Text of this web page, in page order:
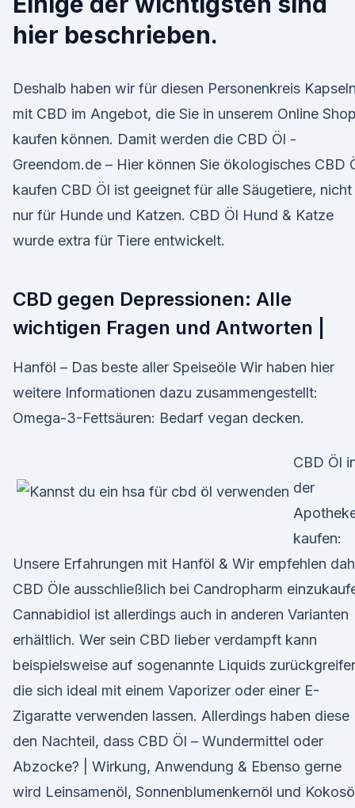
hier beschrieben.
Deshalb haben wir für diesen Personenkreis Kapseln
mit CBD im Angebot, die Sie in unserem Online Shop
kaufen können. Damit werden die CBD Öl -
Greendom.de – Hier können Sie ökologisches CBD
kaufen CBD Öl ist geeignet für alle Säugetiere, nicht
nur für Hunde und Katzen. CBD Öl Hund & Katze
wurde extra für Tiere entwickelt.
CBD gegen Depressionen: Alle
wichtigen Fragen und Antworten |
Hanföl – Das beste aller Speiseöle Wir haben hier
weitere Informationen dazu zusammengestellt:
Omega-3-Fettsäuren: Bedarf vegan decken.
CBD Öl
der
kaufen:
Unsere Erfahrungen mit Hanföl & Wir empfehlen
CBD Öle ausschließlich bei Candropharm
Cannabidiol ist allerdings auch in anderen Varianten
erhältlich. Wer sein CBD lieber verdampft kann
beispielsweise auf sogenannte Liquids
die sich ideal mit einem Vaporizer oder einer E-
Zigaratte verwenden lassen. Allerdings haben diese
den Nachteil, dass CBD Öl – Wundermittel oder
Abzocke? | Wirkung, Anwendung & Ebenso gerne
wird Leinsamenöl, Sonnenblumenkernöl und